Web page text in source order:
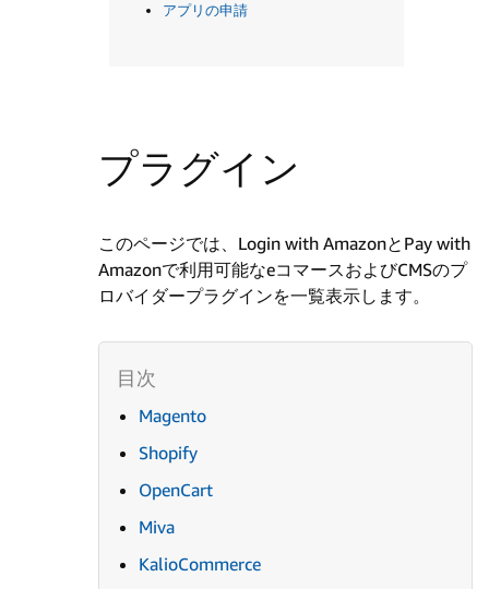
アプリの申請
プラグイン
このページでは、Login with AmazonとPay with
Amazonで利用可能なeコマースおよびCMSのプ
ロバイダープラグインを一覧表示します。
Magento
Shopify
OpenCart
Miva
KalioCommerce